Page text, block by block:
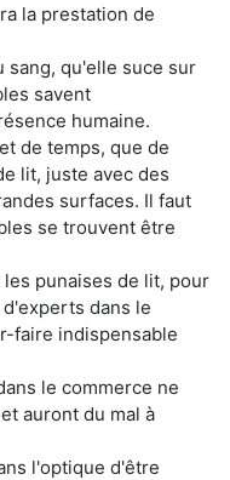
la prestation de
sang, qu'elle suce sur
savent
humaine.
de temps, que de
lit, juste avec des
surfaces. Il faut
se trouvent être
punaises de lit, pour
dans le
faire indispensable
le commerce ne
auront du mal à
l'optique d'être